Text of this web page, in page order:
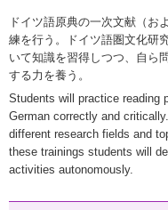
ドイツ語原典の一次文献（お
練を行う。ドイツ語圏文化研
いて知識を習得しつつ、自ら
する力を養う。
Students will practice reading
German correctly and
different research fields and
these trainings students will
activities autonomously.